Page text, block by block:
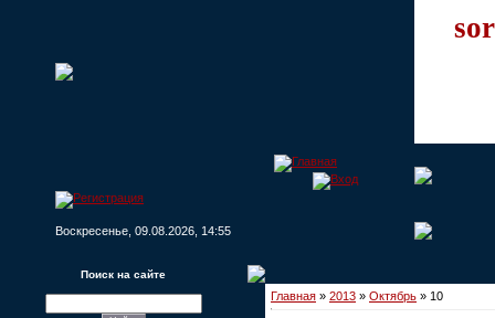
Воскресенье, 09.08.2026, 14:55
Поиск на сайте
Главная » 2013 » Октябрь » 10